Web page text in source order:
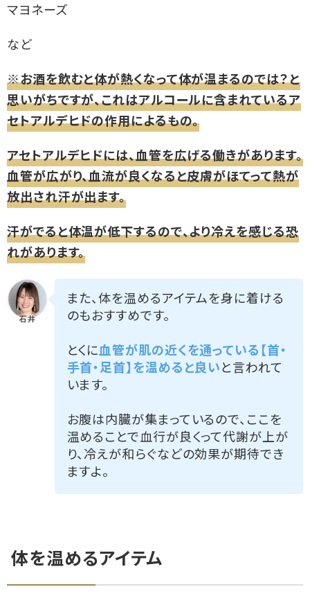
マヨネーズ
など
※お酒を飲むと体が熱くなって体が温まるのでは？と
思いがちですが、これはアルコールに含まれているア
セトアルデヒドの作用によるもの。
アセトアルデヒドには、血管を広げる働きがあります。
血管が広がり、血流が良くなると皮膚がほてって熱が
放出され汗が出ます。
汗がでると体温が低下するので、より冷えを感じる恐
れがあります。
また、体を温めるアイテムを身に着ける
のもおすすめです。
とくに血管が肌の近くを通っている【首・
手首・足首】を温めると良い と言われて
います。
お腹は内臓が集まっているので、ここを
温めることで血行が良くって代謝が上が
り、冷えが和らぐなどの効果が期待でき
ますよ。
体を温めるアイテム